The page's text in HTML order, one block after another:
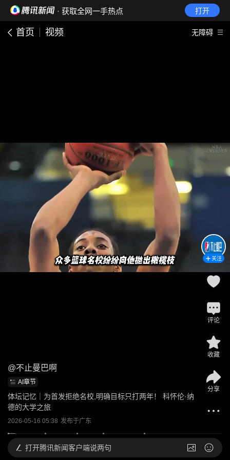
· 获取全网一手热点 打开
首页 视频 无障碍
@不止曼巴啊
AI章节
体坛记忆｜为首发拒绝名校,明确目标只打两年！ 科怀伦·纳
德的大学之旅
2026-05-16 05:38 发布于广东
关注
评论
收藏
分享
打开腾讯新闻客户端说两句